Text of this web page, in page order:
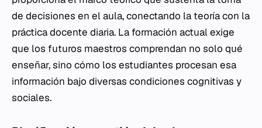
de decisiones en el aula, conectando la teoría con la
práctica docente diaria. La formación actual exige
que los futuros maestros comprendan no solo qué
enseñar, sino cómo los estudiantes procesan esa
información bajo diversas condiciones cognitivas y
sociales.